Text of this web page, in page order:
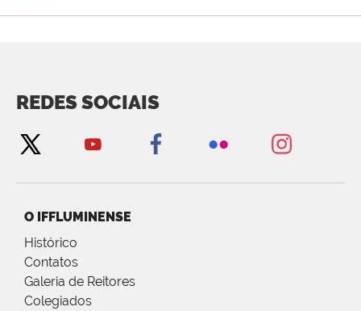
REDES SOCIAIS
O IFFLUMINENSE
Histórico
Contatos
Galeria de Reitores
Colegiados